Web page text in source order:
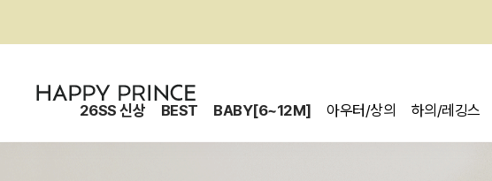
26SS 신상 BEST BABY[6~12M] 아우터/상의 하의/레깅스